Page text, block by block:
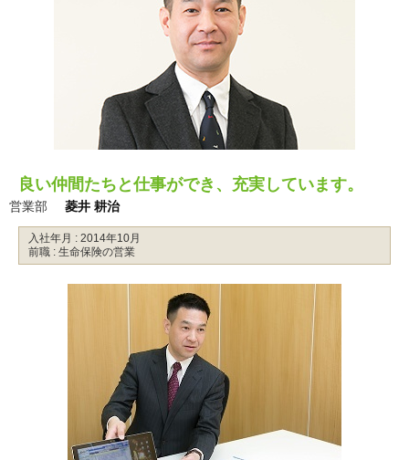
良い仲間たちと仕事ができ、充実しています。
営業部 菱井 耕治
入社年月 : 2014年10月
前職 : 生命保険の営業